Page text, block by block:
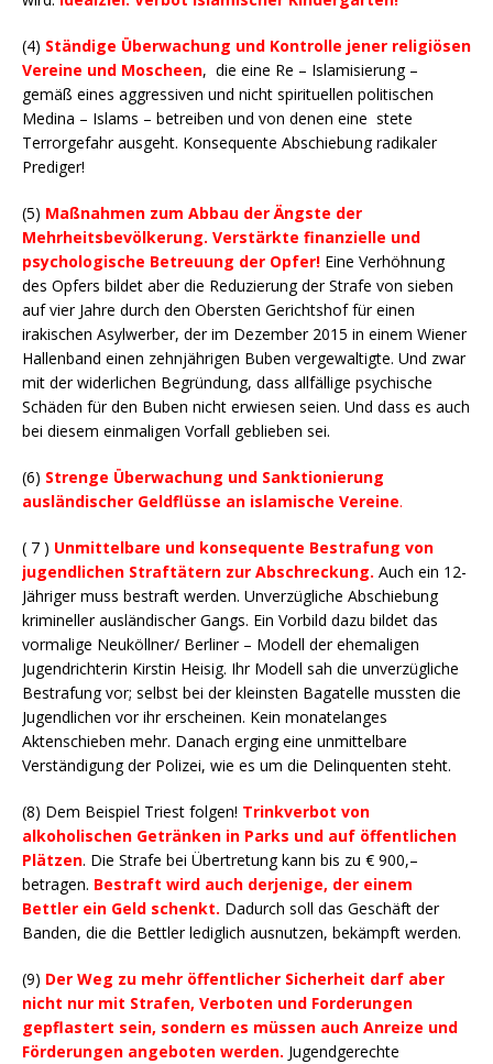
(4) Ständige Überwachung und Kontrolle jener religiösen
Vereine und Moscheen, die eine Re – Islamisierung –
gemäß eines aggressiven und nicht spirituellen politischen
Medina – Islams – betreiben und von denen eine stete
Terrorgefahr ausgeht. Konsequente Abschiebung radikaler
Prediger!
(5) Maßnahmen zum Abbau der Ängste der
Mehrheitsbevölkerung. Verstärkte finanzielle und
psychologische Betreuung der Opfer! Eine Verhöhnung
des Opfers bildet aber die Reduzierung der Strafe von sieben
auf vier Jahre durch den Obersten Gerichtshof für einen
irakischen Asylwerber, der im Dezember 2015 in einem Wiener
Hallenband einen zehnjährigen Buben vergewaltigte. Und zwar
mit der widerlichen Begründung, dass allfällige psychische
Schäden für den Buben nicht erwiesen seien. Und dass es auch
bei diesem einmaligen Vorfall geblieben sei.
(6) Strenge Überwachung und Sanktionierung
ausländischer Geldflüsse an islamische Vereine.
( 7 ) Unmittelbare und konsequente Bestrafung von
jugendlichen Straftätern zur Abschreckung. Auch ein 12-
Jähriger muss bestraft werden. Unverzügliche Abschiebung
krimineller ausländischer Gangs. Ein Vorbild dazu bildet das
vormalige Neuköllner/ Berliner – Modell der ehemaligen
Jugendrichterin Kirstin Heisig. Ihr Modell sah die unverzügliche
Bestrafung vor; selbst bei der kleinsten Bagatelle mussten die
Jugendlichen vor ihr erscheinen. Kein monatelanges
Aktenschieben mehr. Danach erging eine unmittelbare
Verständigung der Polizei, wie es um die Delinquenten steht.
(8) Dem Beispiel Triest folgen! Trinkverbot von
alkoholischen Getränken in Parks und auf öffentlichen
Plätzen. Die Strafe bei Übertretung kann bis zu € 900,–
betragen. Bestraft wird auch derjenige, der einem
Bettler ein Geld schenkt. Dadurch soll das Geschäft der
Banden, die die Bettler lediglich ausnutzen, bekämpft werden.
(9) Der Weg zu mehr öffentlicher Sicherheit darf aber
nicht nur mit Strafen, Verboten und Forderungen
gepflastert sein, sondern es müssen auch Anreize und
Förderungen angeboten werden. Jugendgerechte